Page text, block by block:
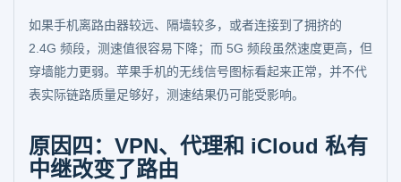
如果手机离路由器较远、隔墙较多，或者连接到了拥挤的
2.4G 频段，测速值很容易下降；而 5G 频段虽然速度更高，但
穿墙能力更弱。苹果手机的无线信号图标看起来正常，并不代
表实际链路质量足够好，测速结果仍可能受影响。
原因四：VPN、代理和 iCloud 私有
中继改变了路由